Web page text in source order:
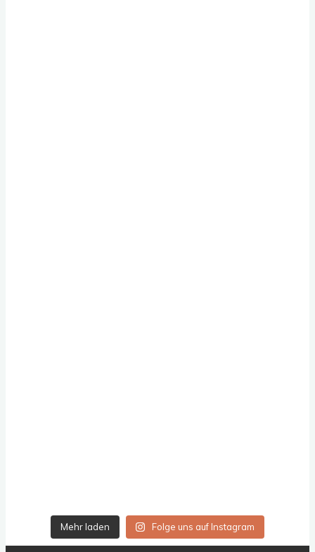
Mehr laden Folge uns auf Instagram